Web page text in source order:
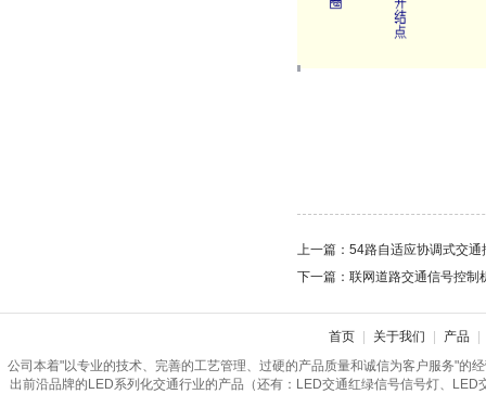
上一篇： 54路自适应协调式交通
下一篇： 联网道路交通信号控制
首页 关于我们 产品
公司本着"以专业的技术、完善的工艺管理、过硬的产品质量和诚信为客户服务"的
出前沿品牌的LED系列化交通行业的产品（还有：LED交通红绿信号信号灯、